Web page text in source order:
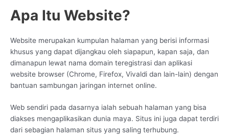
Apa Itu Website?
Website merupakan kumpulan halaman yang berisi informasi
khusus yang dapat dijangkau oleh siapapun, kapan saja, dan
dimanapun lewat nama domain teregistrasi dan aplikasi
website browser (Chrome, Firefox, Vivaldi dan lain-lain) dengan
bantuan sambungan jaringan internet online.
Web sendiri pada dasarnya ialah sebuah halaman yang bisa
diakses mengaplikasikan dunia maya. Situs ini juga dapat terdiri
dari sebagian halaman situs yang saling terhubung.